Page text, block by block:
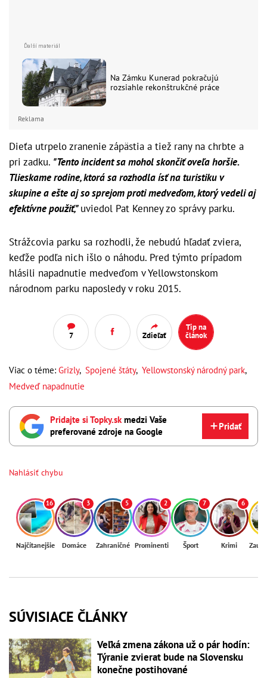
Na Zámku Kunerad pokračujú
rozsiahle rekonštrukčné práce
Reklama
Dieťa utrpelo zranenie zápästia a tiež rany na chrbte a
pri zadku. "Tento incident sa mohol skončiť oveľa horšie.
Tlieskame rodine, ktorá sa rozhodla ísť na turistiku v
skupine a ešte aj so sprejom proti medveďom, ktorý vedeli aj
efektívne použiť,"uviedol Pat Kenney zo správy parku.
Strážcovia parku sa rozhodli, že nebudú hľadať zviera,
keďže podľa nich išlo o náhodu. Pred týmto prípadom
hlásili napadnutie medveďom v Yellowstonskom
národnom parku naposledy v roku 2015.
7 Zdieľať
Tip na
článok
Viac o téme: Grizly, Spojené štáty, Yellowstonský národný park,
Medveď napadnutie
Pridajte si Topky.skmedzi Vaše
preferované zdroje na Google
Pridať
Nahlásiť chybu
16
Najčítanejšie
3
Domáce
5
Zahraničné
2
Prominenti
7
Šport
6
Krimi
SÚVISIACE ČLÁNKY
Veľká zmena zákona už o pár hodín:
Týranie zvierat bude na Slovensku
konečne postihované